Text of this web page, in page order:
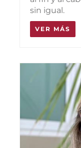
sin igual.
VER MÁS